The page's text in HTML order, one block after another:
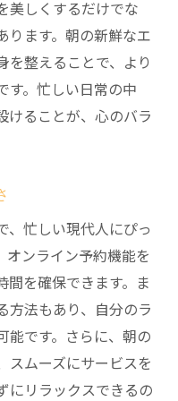
美しくするだけでな
ります。朝の新鮮なエ
を整えることで、より
す。忙しい日常の中
けることが、心のバラ
、忙しい現代人にぴっ
オンライン予約機能を
間を確保できます。ま
方法もあり、自分のラ
能です。さらに、朝の
スムーズにサービスを
にリラックスできるの